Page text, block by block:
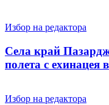
Избор на редактора
Села край
полета с ехинацея
Избор на редактора